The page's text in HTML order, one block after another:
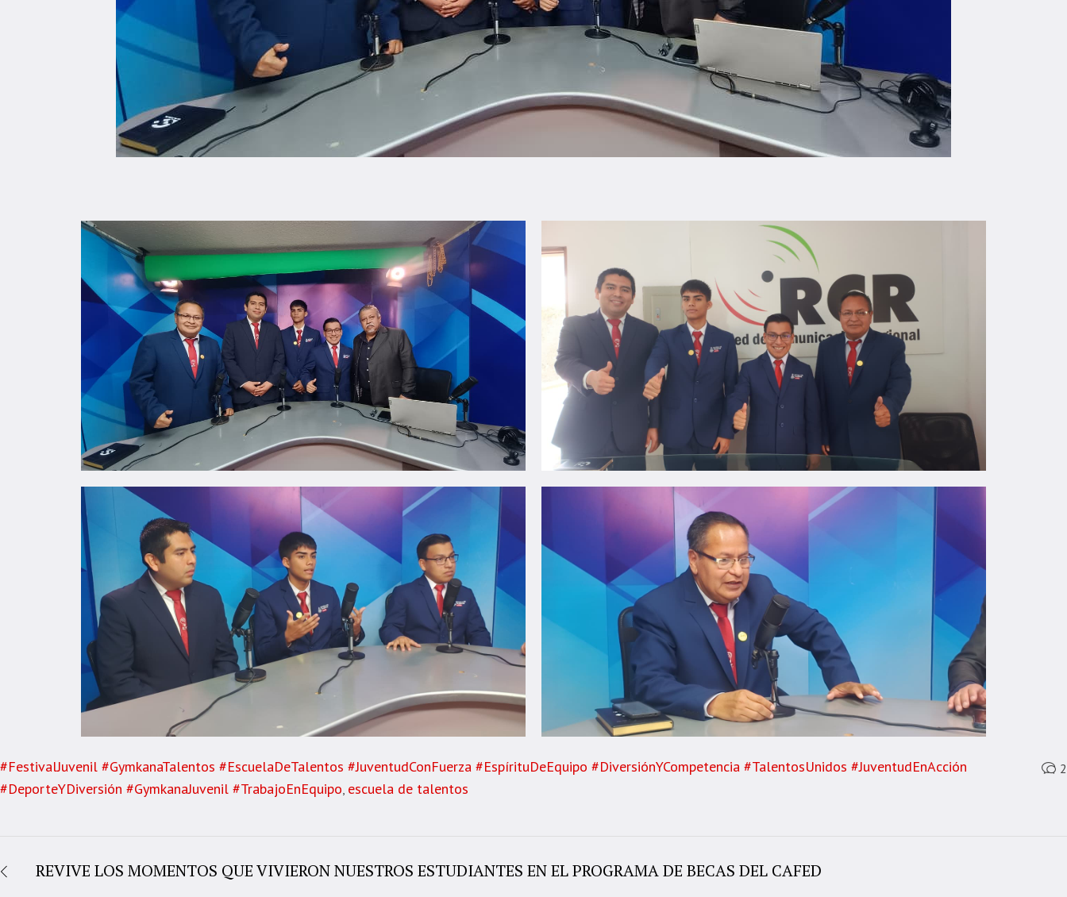
#FestivalJuvenil #GymkanaTalentos #EscuelaDeTalentos #JuventudConFuerza #EspírituDeEquipo #DiversiónYCompetencia #TalentosUnidos #JuventudEnAcción
#DeporteYDiversión #GymkanaJuvenil #TrabajoEnEquipo, escuela de talentos
2
REVIVE LOS MOMENTOS QUE VIVIERON NUESTROS ESTUDIANTES EN EL PROGRAMA DE BECAS DEL CAFED